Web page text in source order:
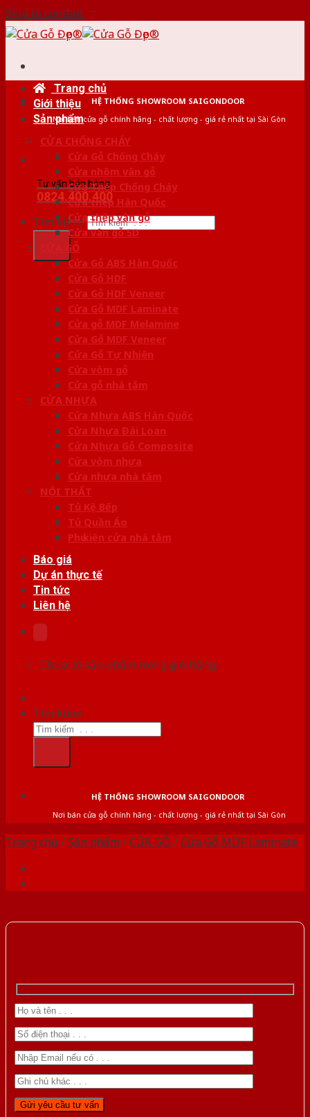
Skip to content
HỆ THỐNG SHOWROOM SAIGONDOOR
Nơi bán cửa gỗ chính hãng - chất lượng - giá rẻ nhất tại Sài Gòn
Tư vấn bán hàng
0824.400.400
Tìm kiếm:
Trang chủ
Giới thiệu
Sản phẩm
CỬA CHỐNG CHÁY
Cửa Gỗ Chống Cháy
Cửa nhôm vân gỗ
Cửa Thép Chống Cháy
Cửa thép Hàn Quốc
Cửa thép vân gỗ
Cửa vân gỗ 5D
CỬA GỖ
Cửa Gỗ ABS Hàn Quốc
Cửa Gỗ HDF
Cửa Gỗ HDF Veneer
Cửa Gỗ MDF Laminate
Cửa gỗ MDF Melamine
Cửa Gỗ MDF Veneer
Cửa Gỗ Tự Nhiên
Cửa vòm gỗ
Cửa gỗ nhà tắm
CỬA NHỰA
Cửa Nhựa ABS Hàn Quốc
Cửa Nhựa Đài Loan
Cửa Nhựa Gỗ Composite
Cửa vòm nhựa
Cửa nhựa nhà tắm
NỘI THẤT
Tủ Kệ Bếp
Tủ Quần Áo
Phụ kiện cửa nhà tắm
Báo giá
Dự án thực tế
Tin tức
Liên hệ
Chưa có sản phẩm trong giỏ hàng.
Tìm kiếm:
HỆ THỐNG SHOWROOM SAIGONDOOR
Nơi bán cửa gỗ chính hãng - chất lượng - giá rẻ nhất tại Sài Gòn
Trang chủ /Sản phẩm /CỬA GỖ /Cửa Gỗ MDF Laminate